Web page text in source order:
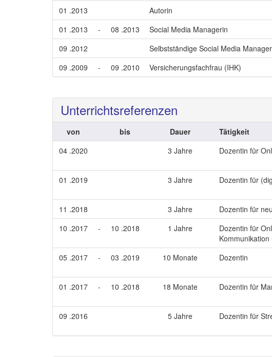
01 .2013
Autorin
01 .2013
- 08 .2013 Social Media Managerin
09 .2012
Selbstständige Social Media
09 .2009
- 09 .2010 Versicherungsfachfrau (IHK)
Unterrichtsreferenzen
von bis Dauer Tätigkeit
04 .2020
3 Jahre Dozentin für
01 .2019
3 Jahre Dozentin für
11 .2018
3 Jahre Dozentin für
10 .2017
- 10 .2018 1 Jahre
Dozentin für
05 .2017 - 03 .2019 10 Monate Dozentin
01 .2017 - 10 .2018 18 Monate Dozentin für
09 .2016 5 Jahre Dozentin für